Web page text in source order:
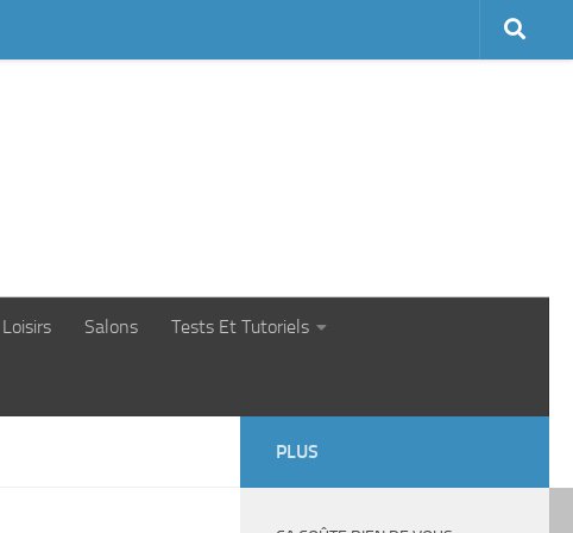
Loisirs Salons Tests Et Tutoriels
PLUS